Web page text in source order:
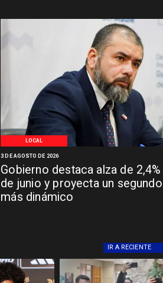
LOCAL
Gobierno destaca alza de
de junio y proyecta un
más dinámico
3 DE AGOSTO DE 2026
IR A RECIENTE